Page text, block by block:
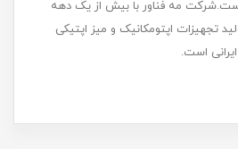
مه فناور با بیش از یک دهه
تجهیزات اپتومکانیک و میز اپتیکی
است.